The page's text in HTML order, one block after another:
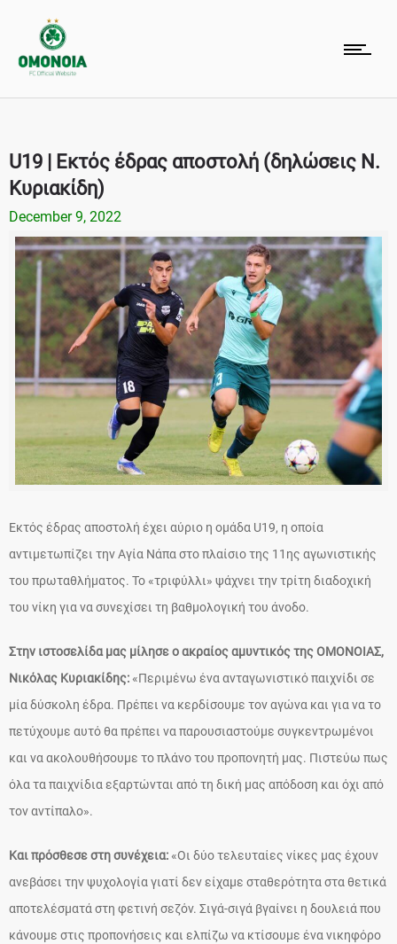
U19 | Εκτός έδρας αποστολή (δηλώσεις Ν.
Κυριακίδη)
December 9, 2022
Εκτός έδρας αποστολή έχει αύριο η ομάδα U19, η οποία
αντιμετωπίζει την Αγία Νάπα στο πλαίσιο της 11ης αγωνιστικής
του πρωταθλήματος. Το «τριφύλλι» ψάχνει την τρίτη διαδοχική
του νίκη για να συνεχίσει τη βαθμολογική του άνοδο.
Στην ιστοσελίδα μας μίλησε ο ακραίος αμυντικός της ΟΜΟΝΟΙΑΣ,
Νικόλας Κυριακίδης: «Περιμένω ένα ανταγωνιστικό παιχνίδι σε
μία δύσκολη έδρα. Πρέπει να κερδίσουμε τον αγώνα και για να το
πετύχουμε αυτό θα πρέπει να παρουσιαστούμε συγκεντρωμένοι
και να ακολουθήσουμε το πλάνο του προπονητή μας. Πιστεύω πως
όλα τα παιχνίδια εξαρτώνται από τη δική μας απόδοση και όχι από
τον αντίπαλο».
Και πρόσθεσε στη συνέχεια: «Οι δύο τελευταίες νίκες μας έχουν
ανεβάσει την ψυχολογία γιατί δεν είχαμε σταθερότητα στα θετικά
αποτελέσματά στη φετινή σεζόν. Σιγά-σιγά βγαίνει η δουλειά που
κάνουμε στις προπονήσεις και ελπίζω να κτίσουμε ένα νικηφόρο